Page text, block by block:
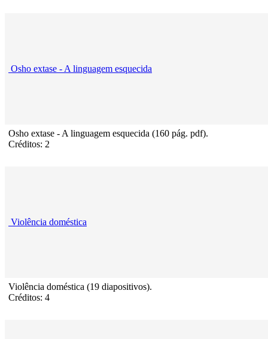
Osho extase - A linguagem esquecida
Osho extase - A linguagem esquecida (160 pág. pdf).
Créditos: 2
Violência doméstica
Violência doméstica (19 diapositivos).
Créditos: 4